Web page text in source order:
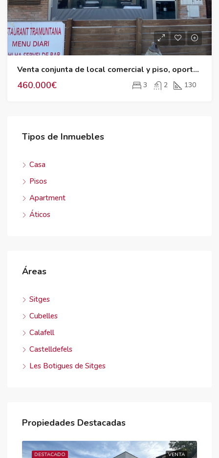
Venta conjunta de local comercial y piso, oportunidad de inversión única
460.000€ 3 2 130
Tipos de Inmuebles
Casa
Pisos
Apartment
Áticos
Áreas
Sitges
Cubelles
Calafell
Castelldefels
Les Botigues de Sitges
Propiedades Destacadas
VENTA
DESTACADO